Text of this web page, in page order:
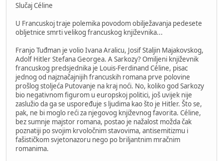
Slučaj Céline
U Francuskoj traje polemika povodom obilježavanja pedesete
obljetnice smrti velikog francuskog književnika...
Franjo Tuđman je volio Ivana Aralicu, Josif Staljin Majakovskog,
Adolf Hitler Stefana Georgea. A Sarkozy? Omiljeni književnik
francuskog predsjednika je Louis-Ferdinand Céline, pisac
jednog od najznačajnijih francuskih romana prve polovine
prošlog stoljeća Putovanje na kraj noći. No, koliko god Sarkozy
bio negativnom figurom u europskoj politici, još uvijek nije
zaslužio da ga se uspoređuje s ljudima kao što je Hitler. Što se,
pak, ne bi moglo reći za njegovog književnog favorita. Céline,
bez sumnje majstor romana, postao je nažalost možda čak
poznatiji po svojim krvoločnim stavovima, antisemitizmu i
fašističkom svjetonazoru nego po briljantnim mračnim
romanima.